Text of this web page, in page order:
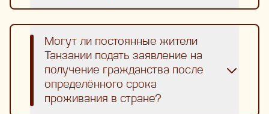
Могут ли постоянные жители
Танзании подать заявление на
получение гражданства после
определённого срока
проживания в стране?